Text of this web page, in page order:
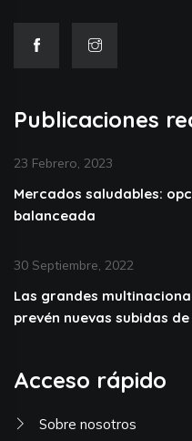
Publicaciones
23 Febrero, 2023
Mercados saludables:
balanceada
30 Septiembre, 2022
Las grandes
prevén nuevas subidas
Acceso rápido
Sobre nosotros